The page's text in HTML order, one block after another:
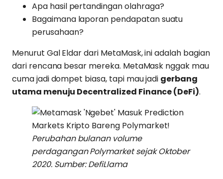
Apa hasil pertandingan olahraga?
Bagaimana laporan pendapatan suatu
perusahaan?
Menurut Gal Eldar dari MetaMask, ini adalah bagian
dari rencana besar mereka. MetaMask nggak mau
cuma jadi dompet biasa, tapi mau jadi gerbang
utama menuju Decentralized Finance (DeFi).
Perubahan bulanan volume
perdagangan Polymarket sejak Oktober
2020. Sumber: DefiLlama